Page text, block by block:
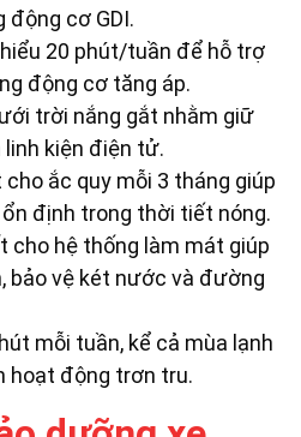
động cơ GDI.
20 phút/tuần để hỗ trợ
động cơ tăng áp.
trời nắng gắt nhằm giữ
linh kiện điện tử.
ắc quy mỗi 3 tháng giúp
định trong thời tiết nóng.
cho hệ thống làm mát giúp
bảo vệ két nước và đường
mỗi tuần, kể cả mùa lạnh
hoạt động trơn tru.